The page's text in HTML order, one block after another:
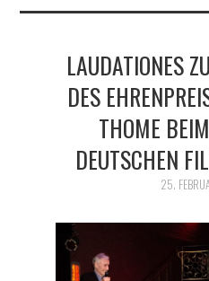
PREIS DER DEUTSCHEN
FILMKRITIK
FESTIVALPREISE
WOCHE DER KRITIK
LAUDATIONES
DES
THOME
DEUTSCHEN
25.